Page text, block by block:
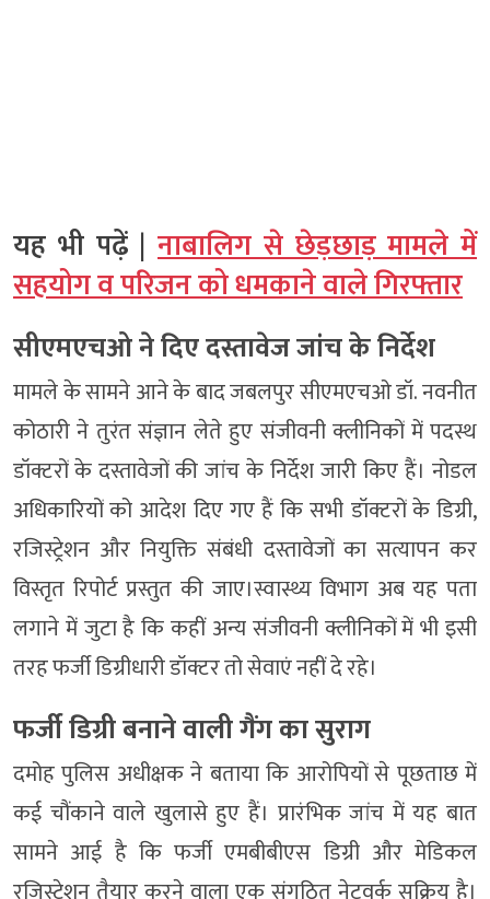
यह भी पढ़ें | नाबालिग से छेड़छाड़ मामले में
सहयोग व परिजन को धमकाने वाले गिरफ्तार
सीएमएचओ ने दिए दस्तावेज जांच के निर्देश
मामले के सामने आने के बाद जबलपुर सीएमएचओ डॉ. नवनीत
कोठारी ने तुरंत संज्ञान लेते हुए संजीवनी क्लीनिकों में पदस्थ
डॉक्टरों के दस्तावेजों की जांच के निर्देश जारी किए हैं। नोडल
अधिकारियों को आदेश दिए गए हैं कि सभी डॉक्टरों के डिग्री,
रजिस्ट्रेशन और नियुक्ति संबंधी दस्तावेजों का सत्यापन कर
विस्तृत रिपोर्ट प्रस्तुत की जाए।स्वास्थ्य विभाग अब यह पता
लगाने में जुटा है कि कहीं अन्य संजीवनी क्लीनिकों में भी इसी
तरह फर्जी डिग्रीधारी डॉक्टर तो सेवाएं नहीं दे रहे।
फर्जी डिग्री बनाने वाली गैंग का सुराग
दमोह पुलिस अधीक्षक ने बताया कि आरोपियों से पूछताछ में
कई चौंकाने वाले खुलासे हुए हैं। प्रारंभिक जांच में यह बात
सामने आई है कि फर्जी एमबीबीएस डिग्री और मेडिकल